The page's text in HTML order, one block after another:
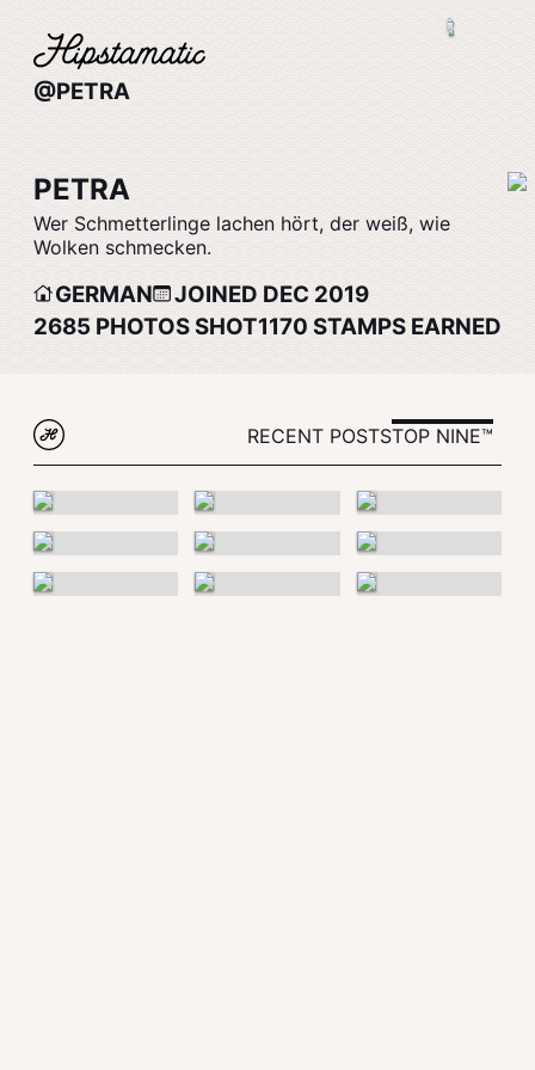
@PETRA
PETRA
Wer Schmetterlinge lachen hört, der weiß, wie
Wolken schmecken.
GERMAN
JOINED DEC 2019
2685 PHOTOS SHOT1170 STAMPS EARNED
RECENT POSTSTOP NINE™